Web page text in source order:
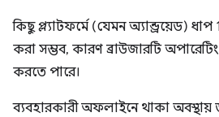
কিছু প্ল্যাটফর্মে (যেমন অ্যান্ড্রয়েড) ধাপ
করা সম্ভব, কারণ ব্রাউজারটি
করতে পারে।
ব্যবহারকারী অফলাইনে থাকা